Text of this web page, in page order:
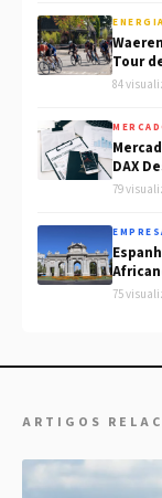
ENERGIA
Tour
84
DAX
79
75
ARTIGOS